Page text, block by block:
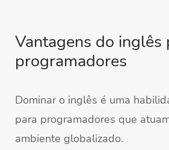
Vantagens do inglês
programadores
Dominar o inglês é uma
para programadores que
ambiente globalizado.